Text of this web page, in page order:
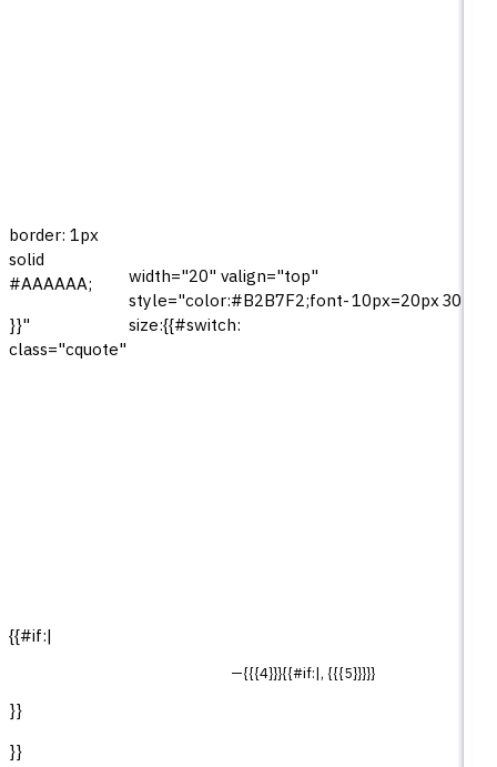
border: 1px
solid
#AAAAAA;
}}"
class="cquote"
width="20" valign="top"
style="color:#B2B7F2;font-
size:{{#switch:
10px=20px
{{#if:|
—{{{4}}}{{#if:|, {{{5}}}}}
}}
}}